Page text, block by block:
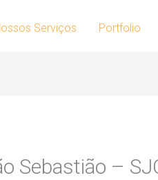
Serviços Portfolio
Sebastião –